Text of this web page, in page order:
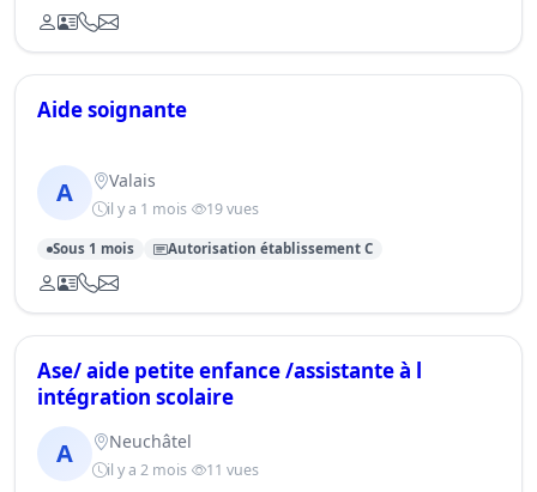
Aide soignante
A Valais
il y a 1 mois 19 vues
Sous 1 mois Autorisation établissement C
Ase/ aide petite enfance /assistante à l
intégration scolaire
A Neuchâtel
il y a 2 mois 11 vues